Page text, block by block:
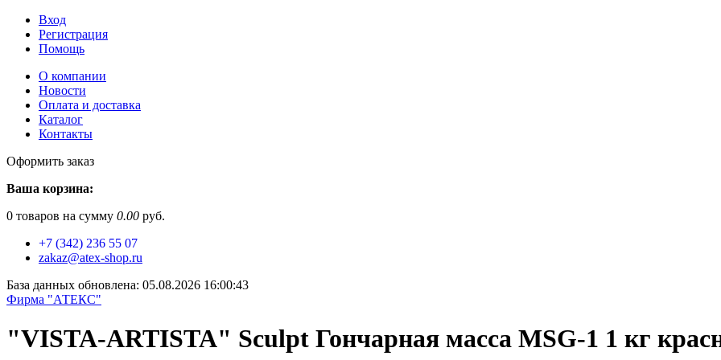
Вход
Регистрация
Помощь
О компании
Новости
Оплата и доставка
Каталог
Контакты
Оформить заказ
Ваша корзина:
0 товаров на сумму 0.00 руб.
+7 (342) 236 55 07
zakaz@atex-shop.ru
База данных обновлена: 05.08.2026 16:00:43
Фирма "АТЕКС"
"VISTA-ARTISTA" Sculpt Гончарная масса MSG-1 1 кг